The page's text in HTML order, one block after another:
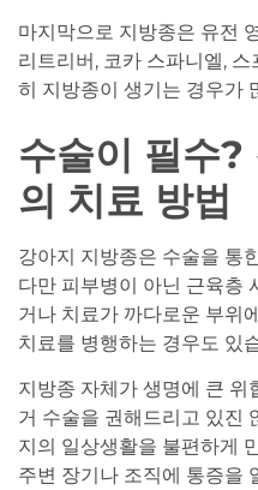
마지막으로 지방종은 유전
리트리버, 코카 스파니엘,
히 지방종이 생기는 경우가
수술이 필수?
의 치료 방법
강아지 지방종은 수술을 통
다만 피부병이 아닌 근육층
거나 치료가 까다로운 부위
치료를 병행하는 경우도 있
지방종 자체가 생명에 큰 위
거 수술을 권해드리고 있진
지의 일상생활을 불편하게
주변 장기나 조직에 통증을